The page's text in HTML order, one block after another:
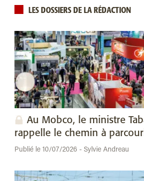
LES DOSSIERS DE LA RÉDACTION
Au Mobco, le ministre
rappelle le chemin à
Publié le 10/07/2026 - Sylvie Andreau